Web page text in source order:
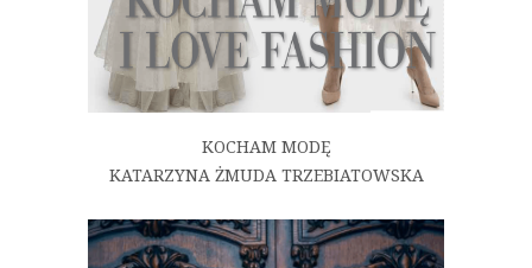
KOCHAM MODĘ
KATARZYNA ŻMUDA TRZEBIATOWSKA